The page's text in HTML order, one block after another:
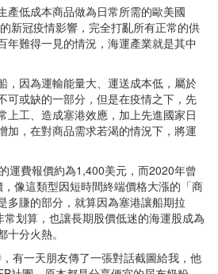
產低成本商品做為日常所需的歐美國
新冠疫情影響，完全打亂所有正常的供
年難得一見的情況，海運產業就是其中
，因為運輸能量大、運送成本低，屬於
可或缺的一部分，但是在疫情之下，先
上工、造成塞港效應，加上先進國家日
加，在對商品需求若渴的情況下，將運
運費報價約為1,400美元，而2020年曾
像這類型因短時間終端價格大漲的「商
多賺的部分，就算因為塞港讓船期拉
划算，也讓長期股價低迷的海運股成為
分火熱。
有一天朋友傳了一張對話截圖給我，他